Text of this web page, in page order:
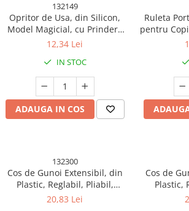
132149
Opritor de Usa, din Silicon,
Model Magicial, cu Prindere
de Perete, Anti-Coliziune, 4x
12,34 Lei
IN STOC
ADAUGA IN COS
Ruleta
pentru
Pisica,
cm,
132300
Cos de Gunoi Extensibil, din
Plastic, Reglabil, Pliabil,
Versatil, pentru Bucatarie,
20,83 Lei
Cos de
Plastic,
Versatil,